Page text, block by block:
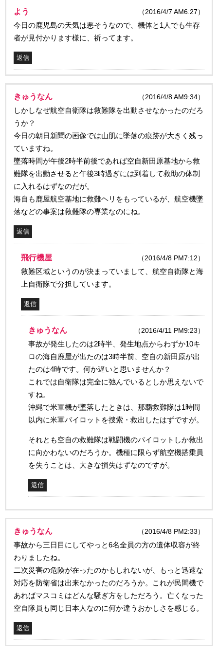
よう （2016/4/7 AM6:27）
今日の鹿児島の天気は悪そうなので、機体と1人でも生存
者が見付かります様に、祈ってます。
返信
きゅうなん （2016/4/8 AM9:34）
しかしなぜ航空自衛隊は救難隊を出動させなかったのだろ
うか？
今日の朝日新聞の画像では山肌に墜落の痕跡が大きく残っ
ていますね。
墜落時間が午後2時半前後であれば空自新田原基地から救
難隊を出動させると午後3時過ぎには到着して救助の体制
に入れるはずなのだが。
海自も鹿屋航空基地に救難ヘリをもっているが、航空機墜
落などの事案は救難隊の専業なのにね。
返信
飛行機屋 （2016/4/8 PM7:12）
救難区域というのが決まっていまして、航空自衛隊と海
上自衛隊で分担しています。
返信
きゅうなん （2016/4/11 PM9:23）
事故が発生したのは2時半、発生地点からわずか10キ
ロの海自鹿屋が出たのは3時半前、空自の新田原が出
たのは4時です。何か遅いと思いませんか？
これでは自衛隊は完全に弛んでいるとしか思えないで
すね。
沖縄で米軍機が墜落したときは、那覇救難隊は1時間
以内に米軍パイロットを捜索・救出したはずですが。
それとも空自の救難隊は戦闘機のパイロットしか救出
に向かわないのだろうか。機種に限らず航空機搭乗員
を失うことは、大きな損失はずなのですが。
返信
きゅうなん （2016/4/8 PM2:33）
事故から三日目にしてやっと6名全員の方の遺体収容が終
わりましたね。
二次災害の危険が在ったのかもしれないが、もっと迅速な
対応を防衛省は出来なかったのだろうか。これが民間機で
あればマスコミはどんな騒ぎ方をしただろう。亡くなった
空自隊員も同じ日本人なのに何か違うおかしさを感じる。
返信